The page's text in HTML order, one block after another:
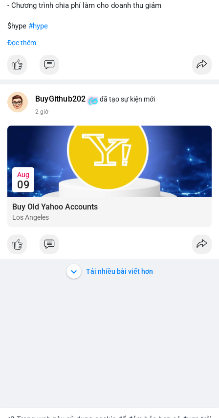
Nếu BTC được nạp thêm lên sàn, cần thận trọng với nhịp điều
nắm giữ vị thế hiện tại.
#60btc #dongtiencavoi
- Chương trình chia phí làm cho doanh thu giảm
$hype #hype
#vlikevn
📰 Nguồn: CoinDesk
Đọc thêm
BuyGithub202 đã tạo sự kiện mới
2 giờ
Aug
09
Buy Old Yahoo Accounts
Los Angeles
Tải nhiều bài viết hơn